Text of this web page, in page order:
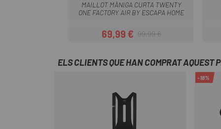
MAILLOT MÀNIGA CURTA TWENTY
ONE FACTORY AIR BY ESCAPA HOME
Preu
69,99 €Preu regular
99,99 €
ELS CLIENTS QUE HAN COMPRAT AQUEST
-18%